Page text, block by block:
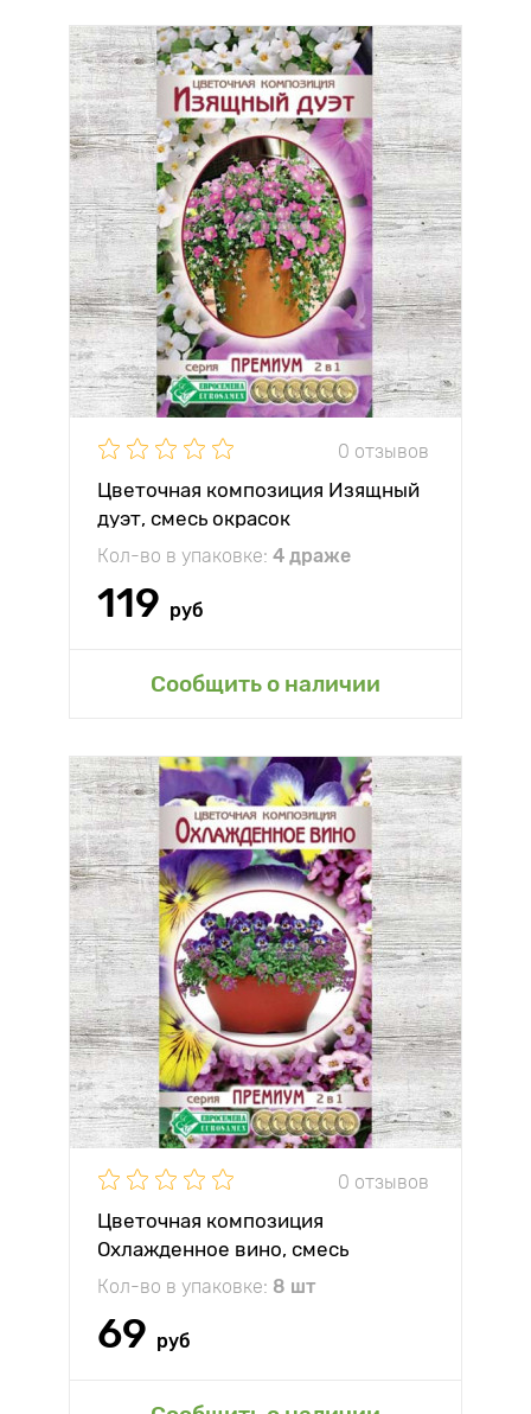
0 отзывов
Цветочная композиция Изящный
дуэт, смесь окрасок
Кол-во в упаковке: 4 драже
119 руб
Сообщить о наличии
0 отзывов
Цветочная композиция
Охлажденное вино, смесь
окрасок
Кол-во в упаковке: 8 шт
69 руб